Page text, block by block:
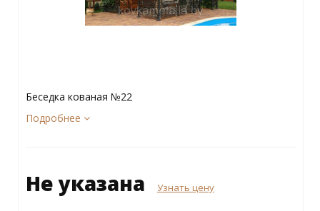
Беседка кованая №22
Подробнее
Не указана Узнать цену